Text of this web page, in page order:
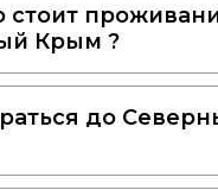
стоит
Крым ?
до